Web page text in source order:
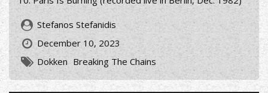
Stefanos Stefanidis
December 10, 2023
Dokken Breaking The Chains